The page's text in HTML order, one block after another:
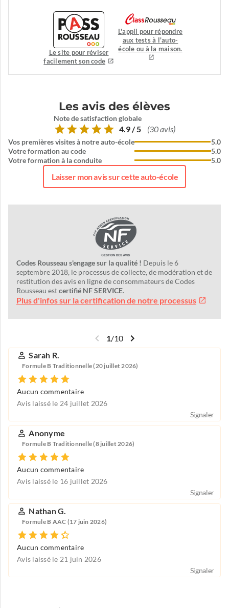
Le site pour réviser
facilement son code
L'appli pour répondre
aux tests à l'auto-
école ou à la maison.
Les avis des élèves
Note de satisfaction globale
4.9 / 5 (30 avis)
Vos premières visites à notre auto-école
Votre formation au code
Votre formation à la conduite
5.0
5.0
5.0
Laisser mon avis sur cette auto-école
Codes Rousseau s'engage sur la qualité ! Depuis le 6
septembre 2018, le processus de collecte, de modération et de
restitution des avis en ligne de consommateurs de Codes
Rousseau estcertifié NF SERVICE.
Plus d'infos sur la certification de notre processus
1/10
Sarah R.
Formule B Traditionnelle (20 juillet 2026)
Aucun commentaire
Avis laissé le 24 juillet 2026
Signaler
Anonyme
Formule B Traditionnelle (8 juillet 2026)
Aucun commentaire
Avis laissé le 16 juillet 2026
Signaler
Nathan G.
Formule B AAC (17 juin 2026)
Aucun commentaire
Avis laissé le 21 juin 2026
Signaler